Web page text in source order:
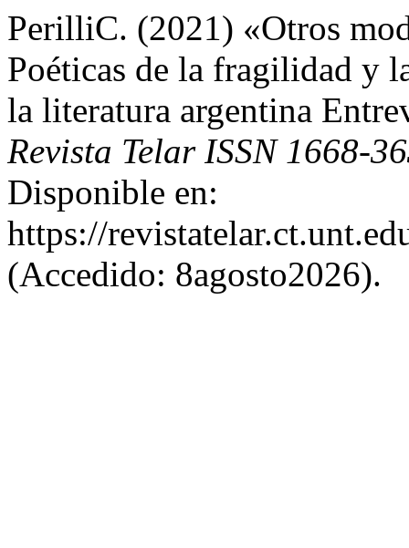
PerilliC. (2021) «Otros
Poéticas de la fragilidad y
la literatura argentina
Revista Telar ISSN 1668-
Disponible en:
https://
(Accedido: 8agosto2026).